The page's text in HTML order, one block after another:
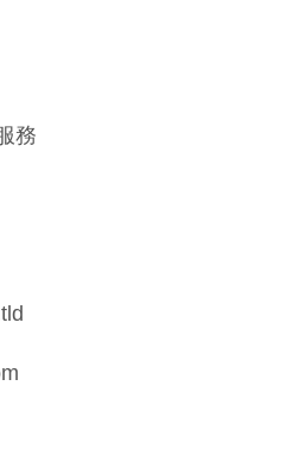
務